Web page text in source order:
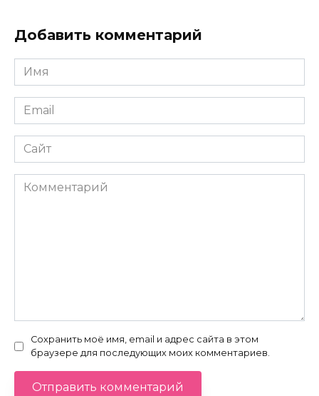
Добавить комментарий
Имя
*
Email
*
Сайт
Комментарий
Сохранить моё имя, email и адрес сайта в этом
браузере для последующих моих комментариев.